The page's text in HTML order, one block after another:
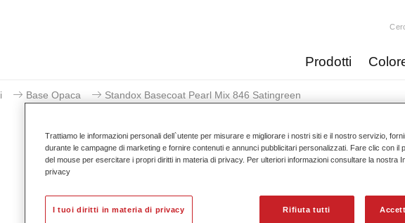
Prodotti
Base Opaca Standox Basecoat Pearl Mix 846 Satingreen
Standox Basecoat Pearl
Trattiamo le informazioni personali dell`utente per misurare e migliorare i nostri siti e il nostro servizio,
durante le campagne di marketing e fornire contenuti e annunci pubblicitari personalizzati. Fare clic con il
del mouse per esercitare i propri diritti in materia di privacy. Per ulteriori informazioni consultare la nostra
privacy
Rifiuta tutti
I tuoi diritti in materia di privacy